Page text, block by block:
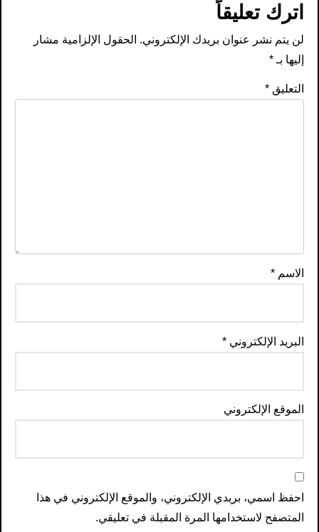
اترك تعليقاً
لن يتم نشر عنوان بريدك الإلكتروني. الحقول الإلزامية مشار
إليها بـ*
التعليق*
الاسم*
البريد الإلكتروني*
الموقع الإلكتروني
احفظ اسمي، بريدي الإلكتروني، والموقع الإلكتروني في هذا
المتصفح لاستخدامها المرة المقبلة في تعليقي.